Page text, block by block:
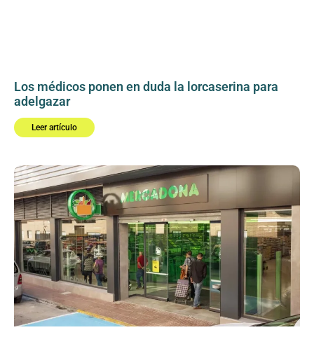
Los médicos ponen en duda la lorcaserina para
adelgazar
Leer artículo